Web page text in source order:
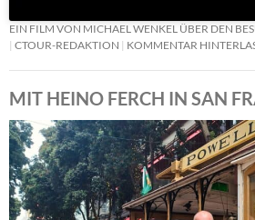
EIN FILM VON MICHAEL WENKEL ÜBER DEN
CTOUR-REDAKTION
KOMMENTAR
MIT HEINO FERCH IN SAN